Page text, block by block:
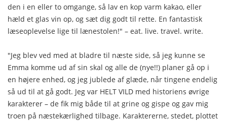
den i en eller to omgange, så lav en kop varm kakao, eller
hæld et glas vin op, og sæt dig godt til rette. En fantastisk
læseoplevelse lige til lænestolen!" – eat. live. travel. write.
"Jeg blev ved med at bladre til næste side, så jeg kunne se
Emma komme ud af sin skal og alle de (nye!!) planer gå op i
en højere enhed, og jeg jublede af glæde, når tingene endelig
så ud til at gå godt. Jeg var HELT VILD med historiens øvrige
karakterer – de fik mig både til at grine og gispe og gav mig
troen på næstekærlighed tilbage. Karaktererne, stedet, plottet